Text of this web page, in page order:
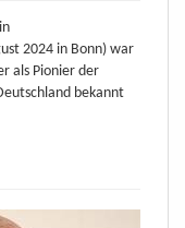
2024 in Bonn) war
als Pionier der
bekannt